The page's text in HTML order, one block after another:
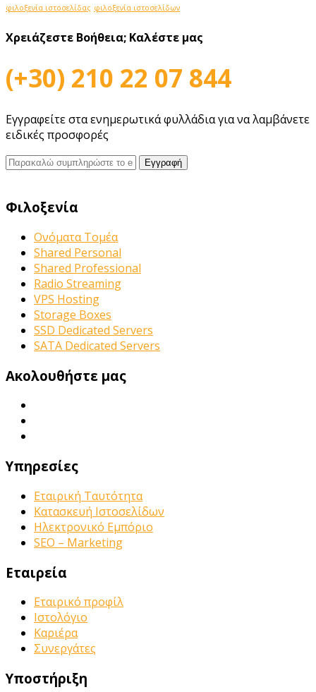
φιλοξενία ιστοσελίδας φιλοξενία ιστοσελίδων
Χρειάζεστε Βοήθεια; Καλέστε μας
(+30) 210 22 07 844
Εγγραφείτε στα ενημερωτικά φυλλάδια για να λαμβάνετε
ειδικές προσφορές
Φιλοξενία
Ονόματα Τομέα
Shared Personal
Shared Professional
Radio Streaming
VPS Hosting
Storage Boxes
SSD Dedicated Servers
SATA Dedicated Servers
Ακολουθήστε μας
Υπηρεσίες
Εταιρική Ταυτότητα
Κατασκευή Ιστοσελίδων
Ηλεκτρονικό Εμπόριο
SEO – Marketing
Εταιρεία
Εταιρικό προφίλ
Ιστολόγιο
Καριέρα
Συνεργάτες
Υποστήριξη